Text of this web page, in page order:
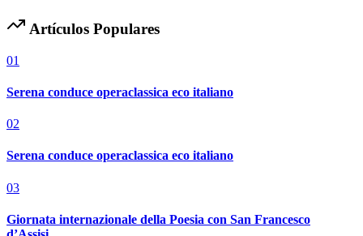
Artículos Populares
01
Serena conduce operaclassica eco italiano
02
Serena conduce operaclassica eco italiano
03
Giornata internazionale della Poesia con San Francesco